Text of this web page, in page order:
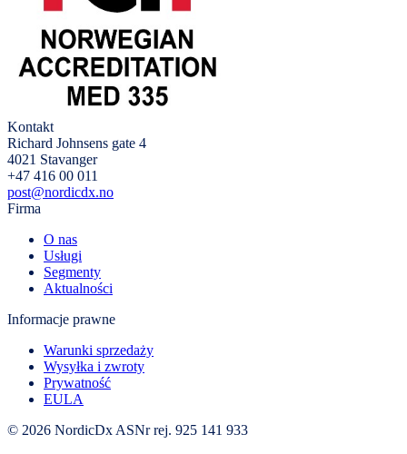
Kontakt
Richard Johnsens gate 4
4021 Stavanger
+47 416 00 011
post@nordicdx.no
Firma
O nas
Usługi
Segmenty
Aktualności
Informacje prawne
Warunki sprzedaży
Wysyłka i zwroty
Prywatność
EULA
© 2026 NordicDx ASNr rej. 925 141 933